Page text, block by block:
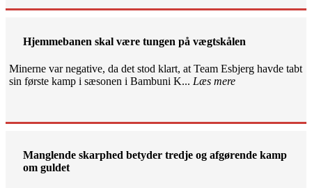
Hjemmebanen skal være tungen på vægtskålen
Minerne var negative, da det stod klart, at Team Esbjerg havde tabt
sin første kamp i sæsonen i Bambuni K... Læs mere
Manglende skarphed betyder tredje og afgørende kamp
om guldet